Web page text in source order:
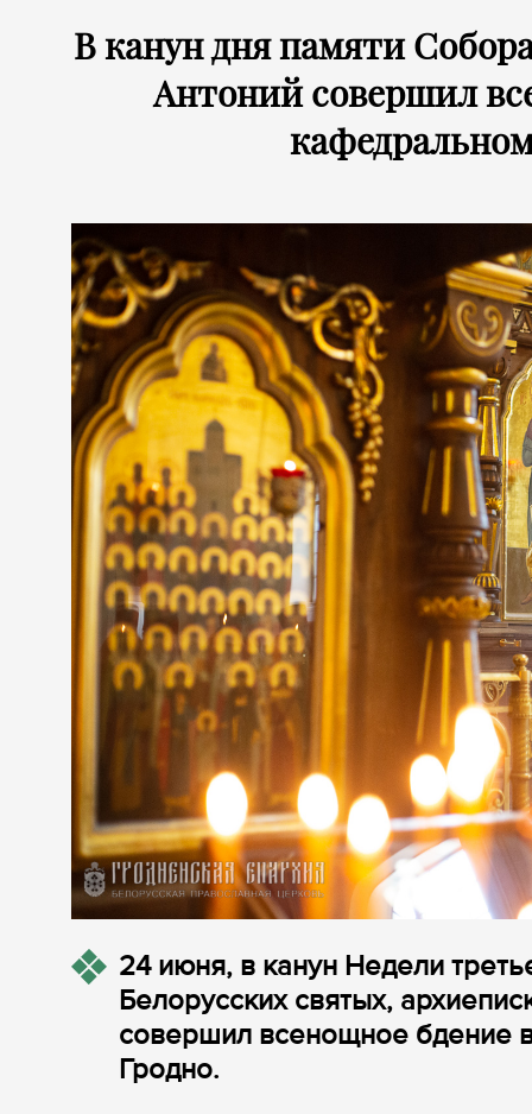
В канун дня памяти
Антоний совершил
24 июня, в канун Недели
Белорусских святых,
совершил всенощное бдение
Гродно.